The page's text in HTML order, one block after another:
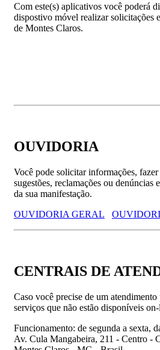
Com este(s) aplicativos você poderá
dispostivo móvel realizar solicitações
de Montes Claros.
OUVIDORIA
Você pode solicitar informações,
sugestões, reclamações ou denúncias
da sua manifestação.
OUVIDORIA GERAL
CENTRAIS DE
Caso você precise de um
serviços que não estão disponíveis
Funcionamento: de segunda a sexta,
Av. Cula Mangabeira, 211 - Centro -